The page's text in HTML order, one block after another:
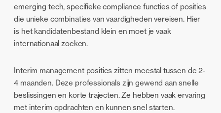
emerging tech, specifieke compliance functies of posities
die unieke combinaties van vaardigheden vereisen. Hier
is het kandidatenbestand klein en moet je vaak
internationaal zoeken.
Interim management posities zitten meestal tussen de 2-
4 maanden. Deze professionals zijn gewend aan snelle
beslissingen en korte trajecten. Ze hebben vaak ervaring
met interim opdrachten en kunnen snel starten.